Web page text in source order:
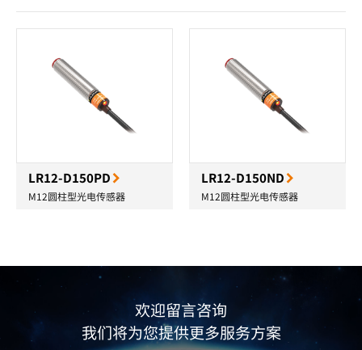
LR12-D150PD
M12圆柱型光电传感器
LR12-D150ND
M12圆柱型光电传感器
欢迎留言咨询
我们将为您提供更多服务方案